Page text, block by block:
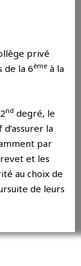
privé
de la 6èmeà la
nd degré, le
la
par
et les
au choix de
de leurs